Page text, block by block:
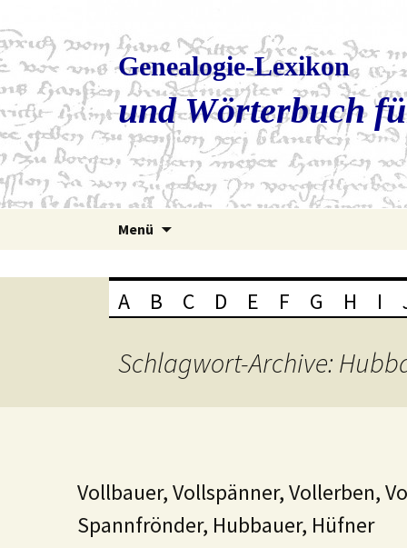
Genealogie-Lexikon
und Wörterbuch
Menü
A B C D E F G H I
Schlagwort-Archive:
Vollbauer, Vollspänner, Vollerben,
Spannfrönder, Hubbauer, Hüfner